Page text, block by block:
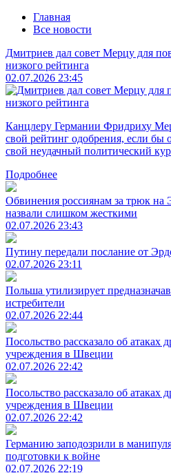
Главная
Все новости
Дмитриев дал совет Мерцу для
низкого рейтинга
02.07.2026 23:45
Канцлеру Германии Фридриху
свой рейтинг одобрения, если бы
свой неудачный политический
Подробнее
Обвинения россиянам за трюк на
назвали слишком жесткими
02.07.2026 23:43
Путину передали послание от
02.07.2026 23:11
Польша утилизирует
истребители
02.07.2026 22:44
Посольство рассказало об атаках
учреждения в Швеции
02.07.2026 22:42
Посольство рассказало об атаках
учреждения в Швеции
02.07.2026 22:42
Германию заподозрили в
подготовки к войне
02.07.2026 22:19